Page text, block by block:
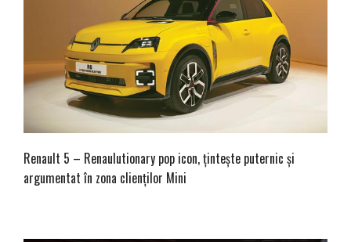
Renault 5 – Renaulutionary pop icon, țintește puternic și
argumentat în zona clienților Mini